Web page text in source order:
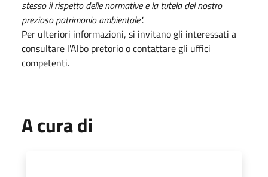
stesso il rispetto delle normative e la tutela del nostro
prezioso patrimonio ambientale".
Per ulteriori informazioni, si invitano gli interessati a
consultare l'Albo pretorio o contattare gli uffici
competenti.
A cura di